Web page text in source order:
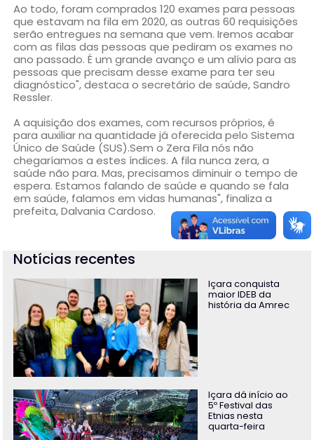
Ao todo, foram comprados 120 exames para pessoas
que estavam na fila em 2020, as outras 60 requisições
serão entregues na semana que vem. Iremos acabar
com as filas das pessoas que pediram os exames no
ano passado. É um grande avanço e um alívio para as
pessoas que precisam desse exame para ter seu
diagnóstico", destaca o secretário de saúde, Sandro
Ressler.
A aquisição dos exames, com recursos próprios, é
para auxiliar na quantidade já oferecida pelo Sistema
Único de Saúde (SUS).Sem o Zera Fila nós não
chegaríamos a estes índices. A fila nunca zera, a
saúde não para. Mas, precisamos diminuir o tempo de
espera. Estamos falando de saúde e quando se fala
em saúde, falamos em vidas humanas", finaliza a
prefeita, Dalvania Cardoso.
Notícias recentes
Içara conquista
maior IDEB da
história da Amrec
Içara dá início ao
5º Festival das
Etnias nesta
quarta-feira